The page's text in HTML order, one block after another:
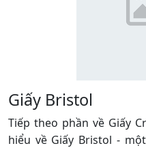
Giấy Bristol
Tiếp theo phần về Giấy
hiểu về Giấy Bristol -